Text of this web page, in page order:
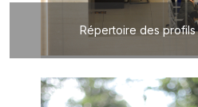
Répertoire des